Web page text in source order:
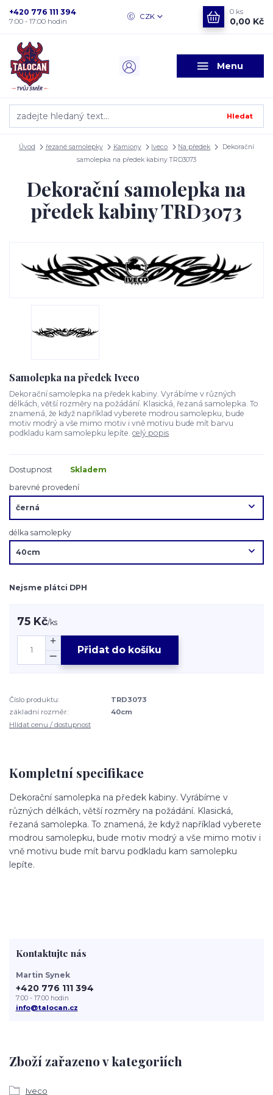
Menu
CZK
Hledat
+420 776 111 394
7:00 - 17:00 hodin
0 ks
0,00 Kč
Úvod řezané samolepky Kamiony Iveco Na předek
Dekorační
samolepka na předek kabiny TRD3073
Dekorační samolepka na
předek kabiny TRD3073
Samolepka na předek Iveco
Dekorační samolepka na předek kabiny. Vyrábíme v různých
délkách, větší rozměry na požádání. Klasická, řezaná samolepka. To
znamená, že když například vyberete modrou samolepku, bude
motiv modrý a vše mimo motiv i vně motivu bude mít barvu
podkladu kam samolepku lepíte. celý popis
Dostupnost
Skladem
barevné provedení
délka samolepky
Nejsme plátci DPH
75 Kč/ks
Přidat do košíku
Číslo produktu:
TRD3073
základní rozměr:
40cm
Hlídat cenu / dostupnost
Kompletní specifikace
Dekorační samolepka na předek kabiny. Vyrábíme v
různých délkách, větší rozměry na požádání. Klasická,
řezaná samolepka. To znamená, že když například vyberete
modrou samolepku, bude motiv modrý a vše mimo motiv i
vně motivu bude mít barvu podkladu kam samolepku
lepíte.
Zboží zařazeno v kategoriích
Iveco
Kontaktujte nás
Martin Synek
+420 776 111 394
7:00 - 17:00 hodin
info@talocan.cz